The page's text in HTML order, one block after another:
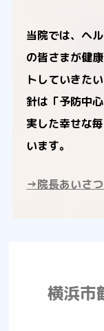
当院では、ヘ
の皆さまが健
トしていきた
針は「予防中
実した幸せな
います。
→院長あいさ
横浜市